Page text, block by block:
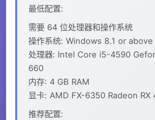
最低配置:
需要 64 位处理器和操作系统
操作系统: Windows 8.1 or above
处理器: Intel Core i5-4590
660
内存: 4 GB RAM
显卡: AMD FX-6350 Radeon RX
推荐配置: